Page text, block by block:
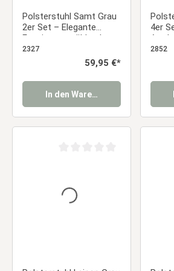
Polsterstuhl Samt Grau
2er Set – Elegante
Esszimmerstühle ohne
Armlehnen mit
Steppung Essstuhl
2327
Regulärer Preis:
59,95 €*
In den Warenkorb
4er
–
2852